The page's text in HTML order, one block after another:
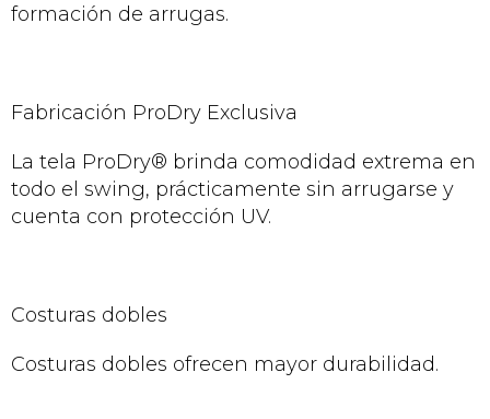
formación de arrugas.
Fabricación ProDry Exclusiva
La tela ProDry® brinda comodidad extrema en
todo el swing, prácticamente sin arrugarse y
cuenta con protección UV.
Costuras dobles
Costuras dobles ofrecen mayor durabilidad.